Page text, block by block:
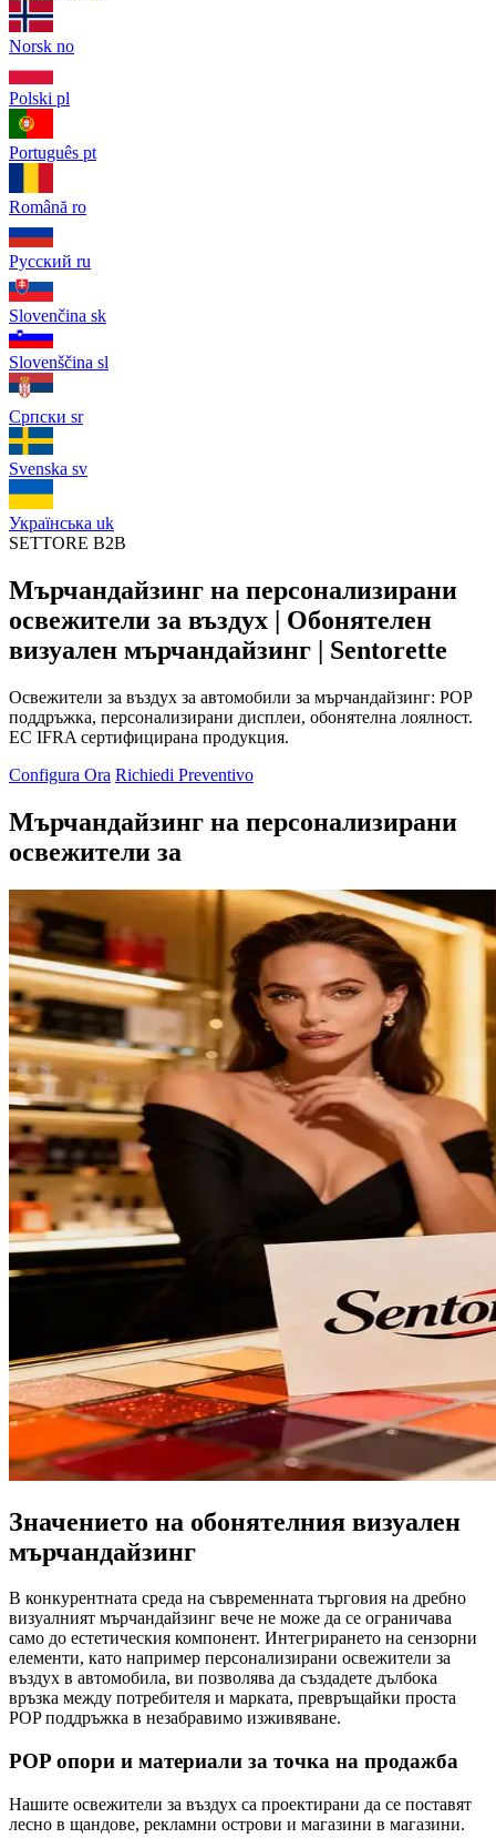
Norsk no
Polski pl
Português pt
Română ro
Русский ru
Slovenčina sk
Slovenščina sl
Српски sr
Svenska sv
Українська uk
SETTORE B2B
Мърчандайзинг на персонализирани
освежители за въздух | Обонятелен
визуален мърчандайзинг | Sentorette
Освежители за въздух за автомобили за мърчандайзинг: POP
поддръжка, персонализирани дисплеи, обонятелна лоялност.
ЕС IFRA сертифицирана продукция.
Configura Ora Richiedi Preventivo
Мърчандайзинг на персонализирани
освежители за
Значението на обонятелния визуален
мърчандайзинг
В конкурентната среда на съвременната търговия на дребно
визуалният мърчандайзинг вече не може да се ограничава
само до естетическия компонент. Интегрирането на сензорни
елементи, като например персонализирани освежители за
въздух в автомобила, ви позволява да създадете дълбока
връзка между потребителя и марката, превръщайки проста
POP поддръжка в незабравимо изживяване.
POP опори и материали за точка на продажба
Нашите освежители за въздух са проектирани да се поставят
лесно в щандове, рекламни острови и магазини в магазини.